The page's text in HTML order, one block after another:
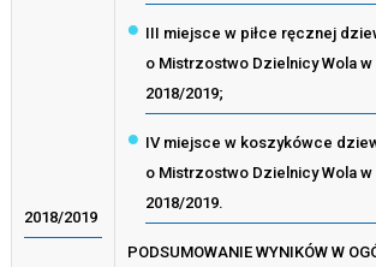
2018/2019
III miejsce w piłce ręcznej
o Mistrzostwo Dzielnicy Wola
2018/2019;
IV miejsce w koszykówce
o Mistrzostwo Dzielnicy Wola
2018/2019.
PODSUMOWANIE WYNIKÓW W